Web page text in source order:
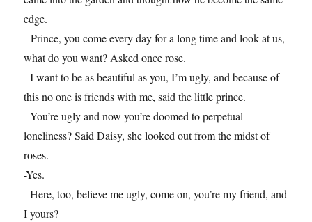
edge.
-Prince, you come every day for a long time and look at us,
what do you want? Asked once rose.
- I want to be as beautiful as you, I’m ugly, and because of
this no one is friends with me, said the little prince.
- You’re ugly and now you’re doomed to perpetual
loneliness? Said Daisy, she looked out from the midst of
roses.
-Yes.
- Here, too, believe me ugly, come on, you’re my friend, and
I yours?